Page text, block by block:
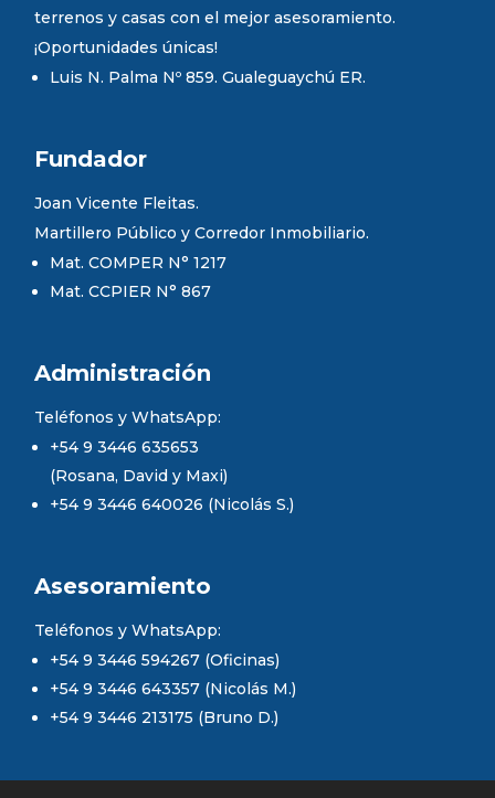
terrenos y casas con el mejor asesoramiento.
¡Oportunidades únicas!
Luis N. Palma Nº 859. Gualeguaychú ER.
Fundador
Joan Vicente Fleitas.
Martillero Público y Corredor Inmobiliario.
Mat. COMPER N° 1217
Mat. CCPIER N° 867
Administración
Teléfonos y WhatsApp:
+54 9 3446 635653
(Rosana, David y Maxi)
+54 9 3446 640026 (Nicolás S.)
Asesoramiento
Teléfonos y WhatsApp:
+54 9 3446 594267 (Oficinas)
+54 9 3446 643357 (Nicolás M.)
+54 9 3446 213175 (Bruno D.)